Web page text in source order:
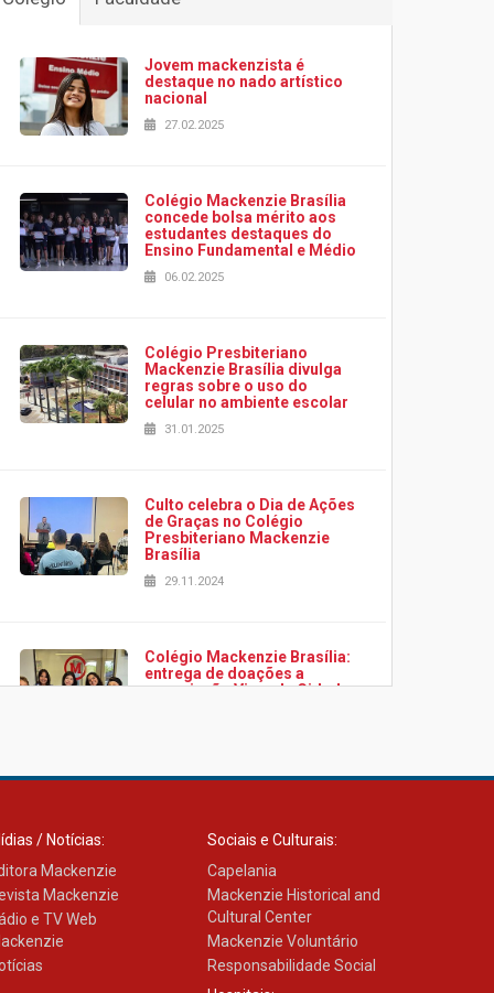
Jovem mackenzista é
destaque no nado artístico
nacional
27.02.2025
Colégio Mackenzie Brasília
concede bolsa mérito aos
estudantes destaques do
Ensino Fundamental e Médio
06.02.2025
Colégio Presbiteriano
Mackenzie Brasília divulga
regras sobre o uso do
celular no ambiente escolar
31.01.2025
Culto celebra o Dia de Ações
de Graças no Colégio
Presbiteriano Mackenzie
Brasília
29.11.2024
Colégio Mackenzie Brasília:
entrega de doações a
associação Viver da Cidade
curso gratuito de inglês para
25.11.2024
XVI Copa España: nado
artístico do Mackenzie de
/ Notícias:
Mackenzie
Mackenzie
e TV Web
Sociais e Culturais:
Capelania
Mackenzie Historical and
Cultural Center
Mackenzie Voluntário
Responsabilidade Social